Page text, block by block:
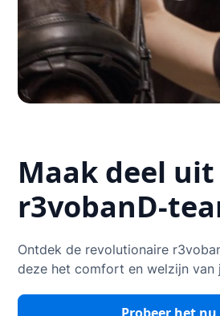
Maak deel
r3vobanD-
Ontdek de revolutionaire
deze het comfort en welzijn van